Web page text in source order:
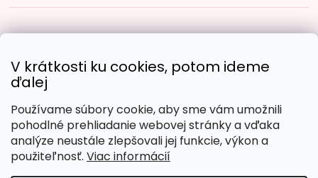
V krátkosti ku cookies, potom ideme
ďalej
Používame súbory cookie, aby sme vám umožnili
pohodlné prehliadanie webovej stránky a vďaka
analýze neustále zlepšovali jej funkcie, výkon a
použiteľnosť. Viac informácií
Obľúbené spôsoby platby: